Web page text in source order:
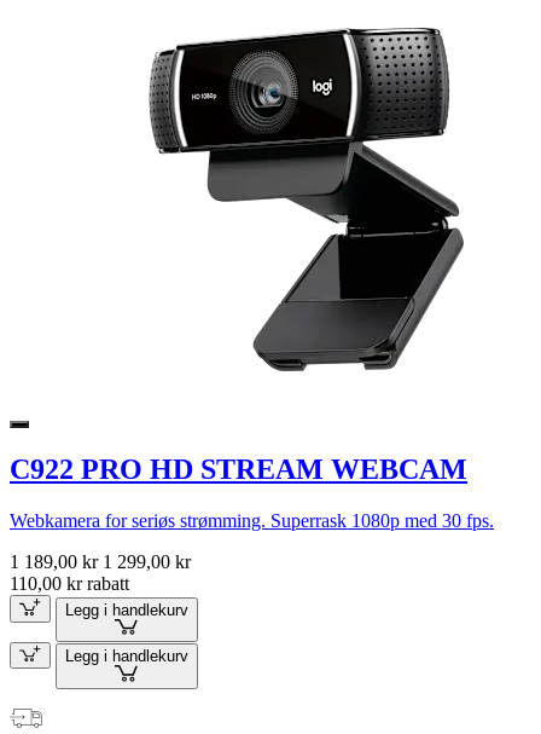
C922 PRO HD STREAM WEBCAM
Webkamera for seriøs strømming. Superrask 1080p med 30 fps.
1 189,00 kr 1 299,00 kr
110,00 kr rabatt
Legg i handlekurv
Legg i handlekurv